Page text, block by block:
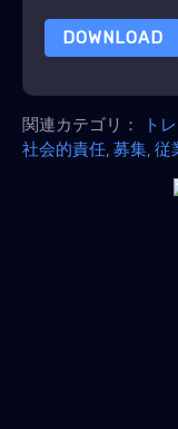
DOWNLOAD
関連カテゴリ： ト
社会的責任 募集 従